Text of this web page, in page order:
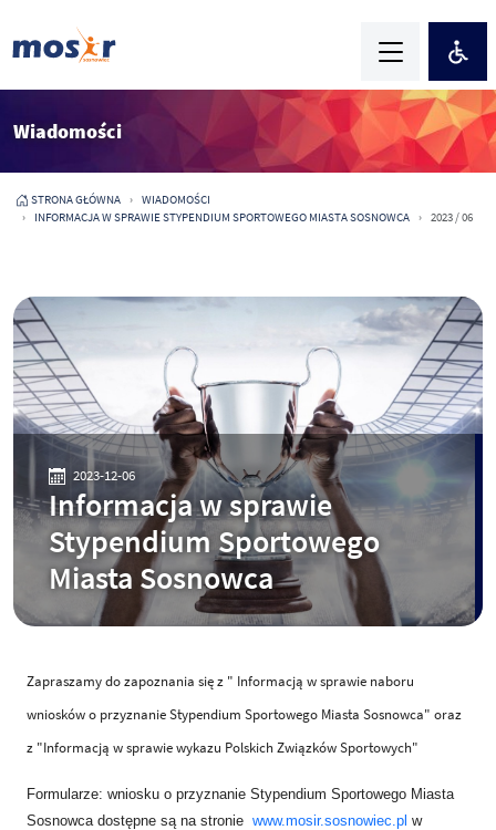
Wiadomości
STRONA GŁÓWNA
WIADOMOŚCI
INFORMACJA W SPRAWIE STYPENDIUM SPORTOWEGO MIASTA SOSNOWCA
2023 / 06
2023-12-06
Informacja w sprawie
Stypendium Sportowego
Miasta Sosnowca
Zapraszamy do zapoznania się z " Informacją w sprawie naboru
wniosków o przyznanie Stypendium Sportowego Miasta Sosnowca" oraz
z "Informacją w sprawie wykazu Polskich Związków Sportowych"
Formularze: wniosku o przyznanie Stypendium Sportowego Miasta
Sosnowca dostępne są na stronie www.mosir.sosnowiec.pl w